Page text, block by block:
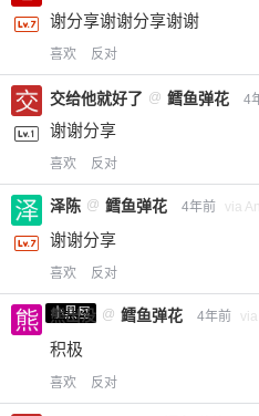
谢分享谢谢分享谢谢
喜欢 反对
交给他就好了 @ 鳕鱼弹花 4
谢谢分享
喜欢 反对
泽陈 @ 鳕鱼弹花 4年前 via
谢谢分享
喜欢 反对
小黑屋
熊出没 @ 鳕鱼弹花 4年前
积极
喜欢 反对